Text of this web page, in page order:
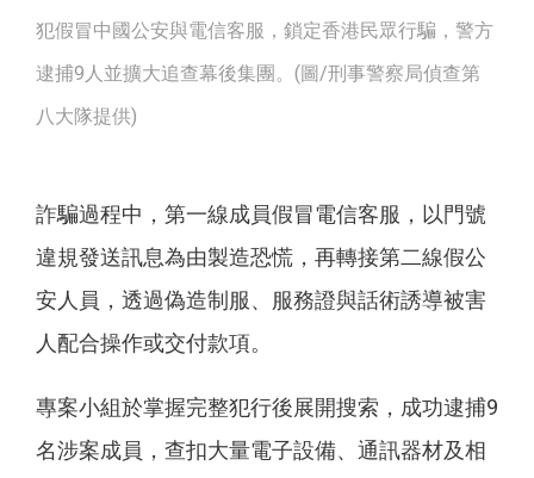
犯假冒中國公安與電信客服，鎖定香港民眾行騙，警方
逮捕9人並擴大追查幕後集團。(圖/刑事警察局偵查第
八大隊提供)
詐騙過程中，第一線成員假冒電信客服，以門號
違規發送訊息為由製造恐慌，再轉接第二線假公
安人員，透過偽造制服、服務證與話術誘導被害
人配合操作或交付款項。
專案小組於掌握完整犯行後展開搜索，成功逮捕9
名涉案成員，查扣大量電子設備、通訊器材及相